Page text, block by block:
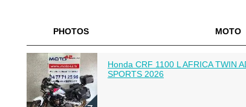
PHOTOS MOTO
Honda CRF 1100 L AFRICA TWIN
SPORTS 2026